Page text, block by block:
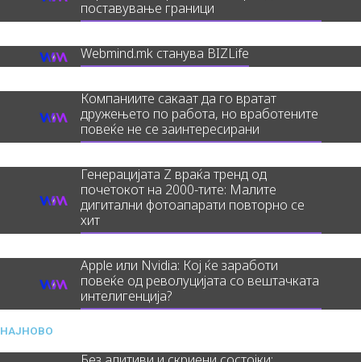
поставување граници
Webmind.mk станува BIZLife
Компаниите сакаат да го вратат
дружењето по работа, но вработените
повеќе не се заинтересирани
Генерацијата Z враќа тренд од
почетокот на 2000-тите: Малите
дигитални фотоапарати повторно се
хит
Apple или Nvidia: Кој ќе заработи
повеќе од револуцијата со вештачката
интелигенција?
НАЈНОВО